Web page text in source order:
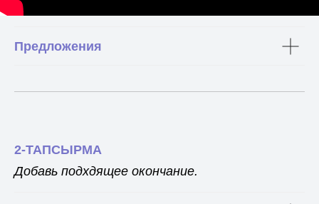
Предложения
2-ТАПСЫРМА
Добавь подхдящее окончание.